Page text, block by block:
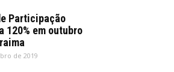
Participação
120% em outubro
de 2019